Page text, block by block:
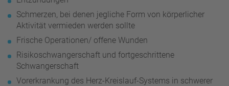
Schmerzen, bei denen jegliche Form von körperlicher
Aktivität vermieden werden sollte
Frische Operationen/ offene Wunden
Risikoschwangerschaft und fortgeschrittene
Schwangerschaft
Vorerkrankung des Herz-Kreislauf-Systems in schwerer